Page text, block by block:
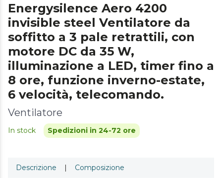
Energysilence Aero 4200
invisible steel Ventilatore da
soffitto a 3 pale retrattili, con
motore DC da 35 W,
illuminazione a LED, timer fino a
8 ore, funzione inverno-estate,
6 velocità, telecomando.
Ventilatore
In stock Spedizioni in 24-72 ore
Descrizione | Composizione